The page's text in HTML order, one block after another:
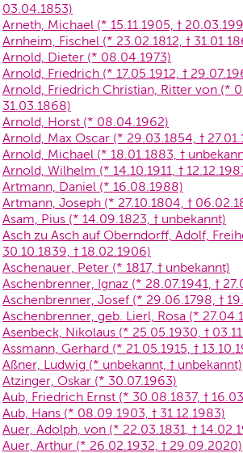
03.04.1853)
Arneth, Michael (* 15.11.1905, †
Arnheim, Fischel (* 23.02.1812, †
Arnold, Dieter (* 08.04.1973)
Arnold, Friedrich (* 17.05.1912, †
Arnold, Friedrich Christian, Ritter von (*
31.03.1868)
Arnold, Horst (* 08.04.1962)
Arnold, Max Oscar (* 29.03.1854, †
Arnold, Michael (* 18.01.1883, †
Arnold, Wilhelm (* 14.10.1911, †
Artmann, Daniel (* 16.08.1988)
Artmann, Joseph (* 27.10.1804, †
Asam, Pius (* 14.09.1823, † unbekannt)
Asch zu Asch auf Oberndorff, Adolf,
30.10.1839, † 18.02.1906)
Aschenauer, Peter (* 1817, † unbekannt)
Aschenbrenner, Ignaz (* 28.07.1941, †
Aschenbrenner, Josef (* 29.06.1798, †
Aschenbrenner, geb. Lierl, Rosa (*
Asenbeck, Nikolaus (* 25.05.1930, †
Assmann, Gerhard (* 21.05.1915, †
Aßner, Ludwig (* unbekannt, † unbekannt)
Atzinger, Oskar (* 30.07.1963)
Aub, Friedrich Ernst (* 30.08.1837, †
Aub, Hans (* 08.09.1903, † 31.12.1983)
Auer, Adolph, von (* 22.03.1831, †
Auer, Arthur (* 26.02.1932, † 29.09.2020)